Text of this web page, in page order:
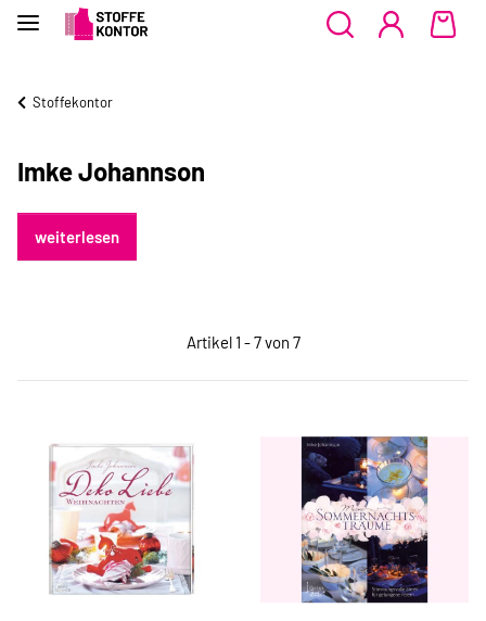
Stoffekontor
Imke Johannson
weiterlesen
Artikel 1 - 7 von 7